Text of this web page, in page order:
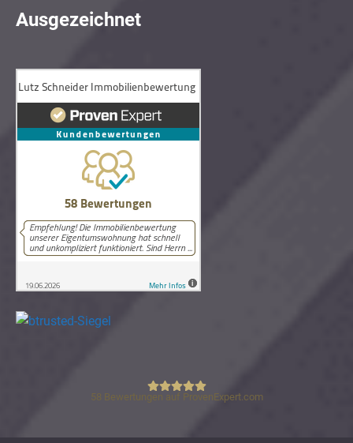
Ausgezeichnet
Lutz Schneider Immobilienbewertung
58 Bewertungen auf ProvenExpert.com